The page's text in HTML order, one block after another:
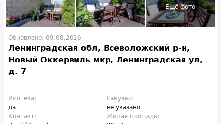
Обновлено: 09.08.2026
Ленинградская обл, Всеволожский р-н,
Новый Оккервиль мкр, Ленинградская ул,
д. 7
Ипотека:
да
Санузел:
не указано
Контакт:
Жилая площадь: